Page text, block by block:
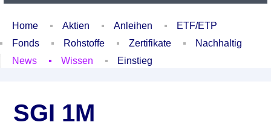
Home Aktien Anleihen
ETF/ETP
Fonds
Rohstoffe Zertifikate
Nachhaltig
News
Wissen Einstieg
SGI 1M